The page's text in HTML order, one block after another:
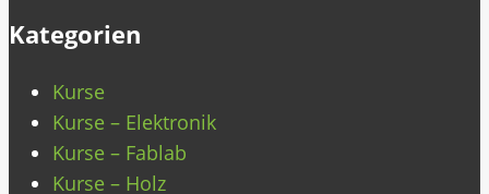
Kategorien
Kurse
Kurse – Elektronik
Kurse – Fablab
Kurse – Holz